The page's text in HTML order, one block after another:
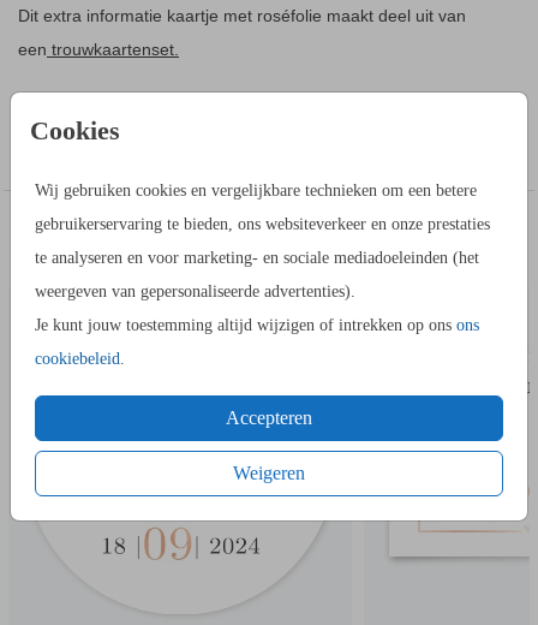
Cookies
Wij gebruiken cookies en vergelijkbare technieken om een betere
gebruikerservaring te bieden, ons websiteverkeer en onze prestaties
te analyseren en voor marketing- en sociale mediadoeleinden (het
weergeven van gepersonaliseerde advertenties).
Je kunt jouw toestemming altijd wijzigen of intrekken op ons ons
cookiebeleid.
Accepteren
Weigeren
Dit extra informatie kaartje met roséfolie maakt deel uit van
een trouwkaartenset.
HOE WERKT HET?
- Ga naar de kaartopmaker om een stijlvol ontwerp te maken.
- Je kunt gebruik maken van onze uitgebreide beeldbank.
- Bewaar het ontwerp in je account. Je kunt later verder
werken.
- Of bestel gelijk een proefdruk.
verschillende papiersoorten en één van de 20+ kleuren
enveloppen.
- Bij de 1e proefdruk ontvang je een proefsetje met staaltjes
van papiersoorten en kleuren enveloppen.
Toon meer
IN DEZELFDE STIJL KUN JE DIT OOK
BESTELLENSLUITSTICKER